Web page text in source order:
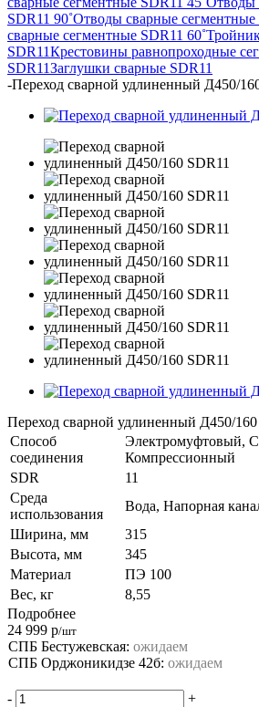
SDR11 90˚Отводы сварные сегментные
сварные сегментные SDR11 60˚
SDR11Крестовины равнопроходные
SDR11Заглушки сварные SDR11
-Переход сварной удлиненный Д450/
Переход сварной удлиненный Д450/160
Способ
соединения
Электромуфтовый,
Компрессионный
SDR
11
Среда
использования
Вода, Напорная
Ширина, мм
315
Высота, мм
345
Материал
ПЭ 100
Вес, кг
8,55
Подробнее
24 999 р/шт
СПБ Бестужевская: ожидаем
СПБ Орджоникидзе 42б: ожидаем
-
+